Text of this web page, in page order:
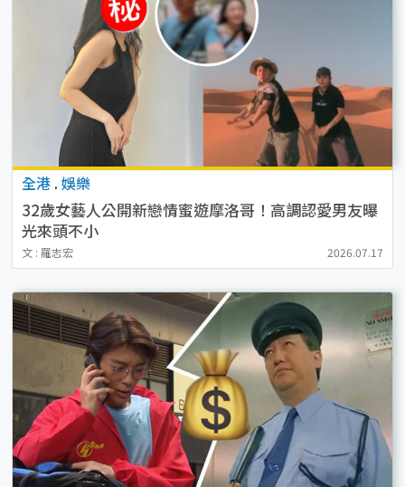
全港 . 娛樂
32歲女藝人公開新戀情蜜遊摩洛哥！高調認愛男友曝
光來頭不小
文 : 羅志宏 2026.07.17